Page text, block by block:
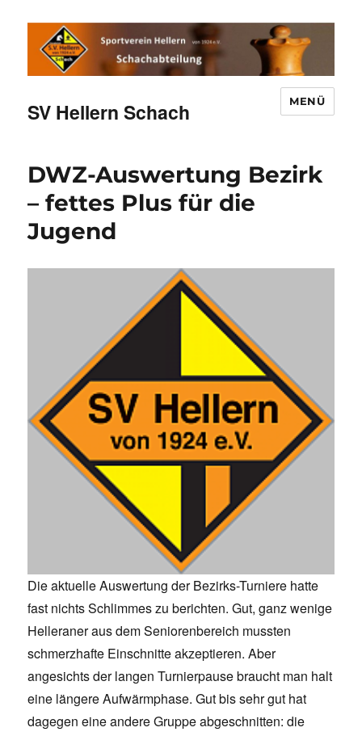
SV Hellern Schach MENÜ
DWZ-Auswertung Bezirk
– fettes Plus für die
Jugend
Die aktuelle Auswertung der Bezirks-Turniere hatte
fast nichts Schlimmes zu berichten. Gut, ganz wenige
Helleraner aus dem Seniorenbereich mussten
schmerzhafte Einschnitte akzeptieren. Aber
angesichts der langen Turnierpause braucht man halt
eine längere Aufwärmphase. Gut bis sehr gut hat
dagegen eine andere Gruppe abgeschnitten: die